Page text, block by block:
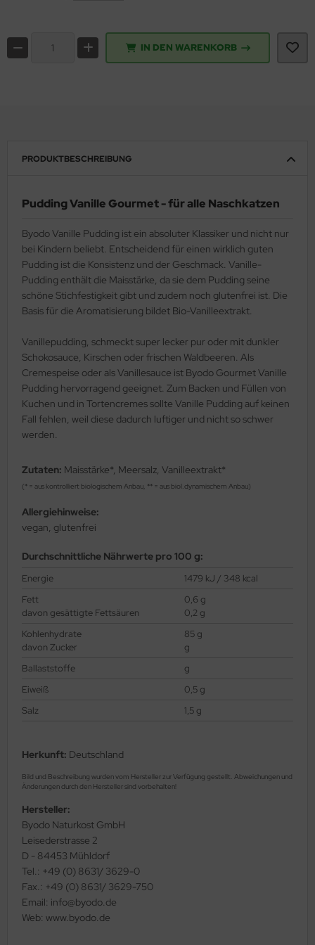
IN DEN WARENKORB
PRODUKTBESCHREIBUNG
Pudding Vanille Gourmet - für alle Naschkatzen
Byodo Vanille Pudding ist ein absoluter Klassiker und nicht nur
bei Kindern beliebt. Entscheidend für einen wirklich guten
Pudding ist die Konsistenz und der Geschmack. Vanille-
Pudding enthält die Maisstärke, da sie dem Pudding seine
schöne Stichfestigkeit gibt und zudem noch glutenfrei ist. Die
Basis für die Aromatisierung bildet Bio-Vanilleextrakt.
Vanillepudding, schmeckt super lecker pur oder mit dunkler
Schokosauce, Kirschen oder frischen Waldbeeren. Als
Cremespeise oder als Vanillesauce ist Byodo Gourmet Vanille
Pudding hervorragend geeignet. Zum Backen und Füllen von
Kuchen und in Tortencremes sollte Vanille Pudding auf keinen
Fall fehlen, weil diese dadurch luftiger und nicht so schwer
werden.
Zutaten: Maisstärke*, Meersalz, Vanilleextrakt*
(* = aus kontrolliert biologischem Anbau, ** = aus biol.dynamischem Anbau)
Allergiehinweise:
vegan, glutenfrei
Durchschnittliche Nährwerte pro 100 g:
Energie
1479 kJ / 348 kcal
Fett
davon gesättigte Fettsäuren
0,6 g
0,2 g
Kohlenhydrate
davon Zucker
85 g
g
Ballaststoffe
g
Eiweiß
0,5 g
Salz
1,5 g
Herkunft: Deutschland
Bild und Beschreibung wurden vom Hersteller zur Verfügung gestellt. Abweichungen und
Änderungen durch den Hersteller sind vorbehalten!
Hersteller:
Byodo Naturkost GmbH
Leisederstrasse 2
D - 84453 Mühldorf
Tel.: +49 (0) 8631/ 3629-0
Fax.: +49 (0) 8631/ 3629-750
Email: info@byodo.de
Web: www.byodo.de